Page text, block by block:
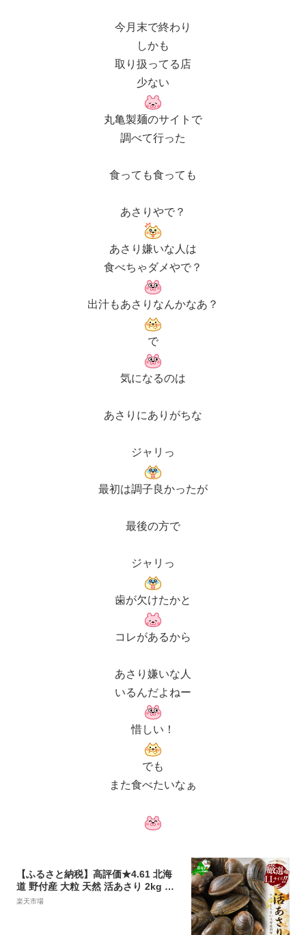
今月末で終わり
しかも
取り扱ってる店
少ない
丸亀製麺のサイトで
調べて行った
食っても食っても
あさりやで？
あさり嫌いな人は
食べちゃダメやで？
出汁もあさりなんかなあ？
で
気になるのは
あさりにありがちな
ジャリっ
最初は調子良かったが
最後の方で
ジャリっ
歯が欠けたかと
コレがあるから
あさり嫌いな人
いるんだよねー
惜しい！
でも
また食べたいなぁ
【ふるさと納税】高評価★4.61 北海
道 野付産 大粒 天然 活あさり 2kg （
ふるさと納税 北海道 ふるさと納税 ア
楽天市場